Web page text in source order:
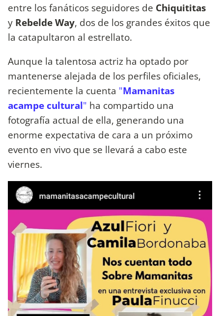
entre los fanáticos seguidores de Chiquititas
y Rebelde Way, dos de los grandes éxitos que
la catapultaron al estrellato.
Aunque la talentosa actriz ha optado por
mantenerse alejada de los perfiles oficiales,
recientemente la cuenta "Mamanitas
acampe cultural" ha compartido una
fotografía actual de ella, generando una
enorme expectativa de cara a un próximo
evento en vivo que se llevará a cabo este
viernes.